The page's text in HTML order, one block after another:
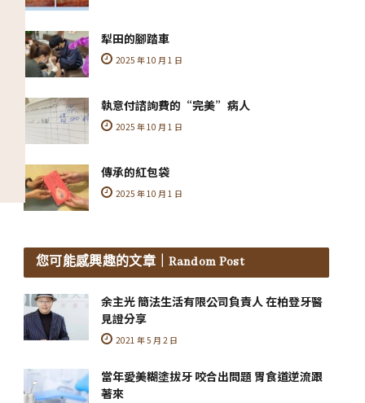
犁田的腳踏車
2025 年 10 月 1 日
執意付諮詢費的“完美”病人
2025 年 10 月 1 日
傳承的紅包袋
2025 年 10 月 1 日
您可能感興趣的文章 ｜Random Post
余主光 簡法生活有限公司負責人 在柏登牙醫
見證分享
2021 年 5 月 2 日
當年愛美糊塗拔牙 咬合出問題 胃食道逆流跟
著來